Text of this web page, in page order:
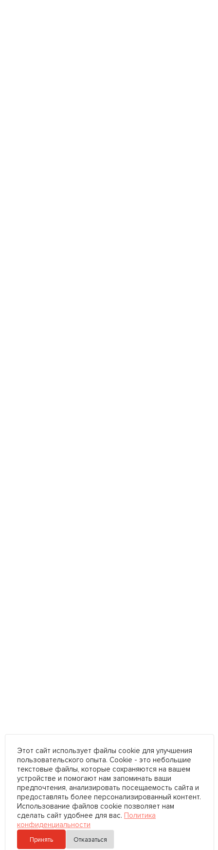
Этот сайт использует файлы cookie для улучшения
пользовательского опыта. Cookie - это небольшие
текстовые файлы, которые сохраняются на вашем
устройстве и помогают нам запоминать ваши
предпочтения, анализировать посещаемость сайта и
предоставлять более персонализированный контент.
Использование файлов cookie позволяет нам
сделать сайт удобнее для вас. Политика
конфиденциальности
Принять Отказаться